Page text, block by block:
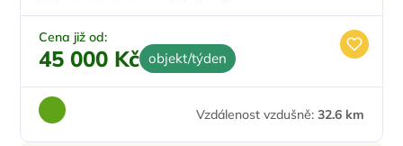
Cena již od:
45 000 Kč objekt/týden
Vzdálenost vzdušně: 32.6 km